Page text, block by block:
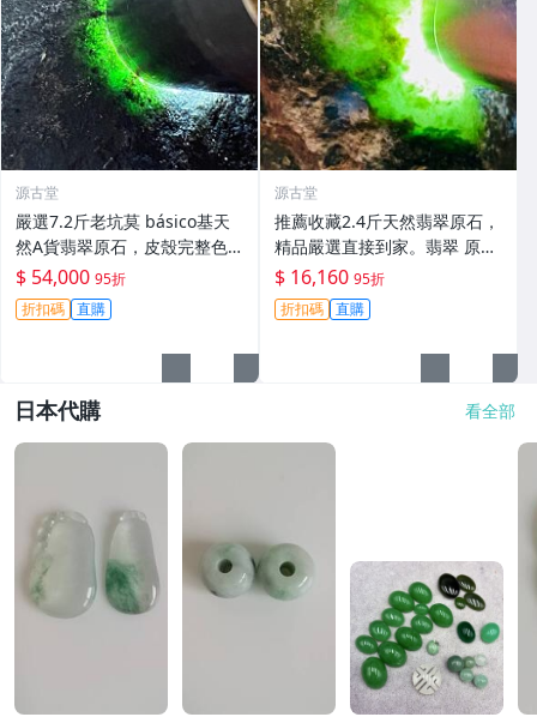
源古堂
嚴選7.2斤老坑莫 básico基天
然A貨翡翠原石，皮殼完整色
辣陽起熒光，適合手鐲與雕
刻。正規檢測保障收藏級料
子。 莫 básico 翡翠 天然A貨
$ 54,000 95折
折扣碼 直購
源古堂
推薦收藏2.4斤天然翡翠原石，
精品嚴選直接到家。翡翠 原石
翡翠玉石
$ 16,160 95折
折扣碼 直購
日本代購 看全部